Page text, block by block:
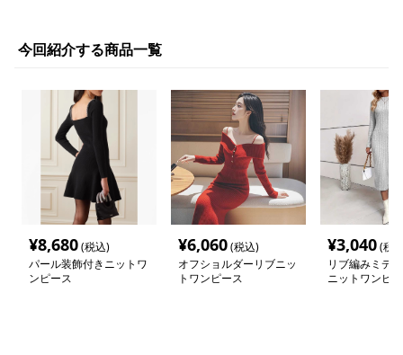
今回紹介する商品一覧
¥8,680(税込)
パール装飾付きニットワ
ンピース
¥6,060(税込)
オフショルダーリブニッ
トワンピース
¥3,040(税
リブ編みミデ
ニットワンピ